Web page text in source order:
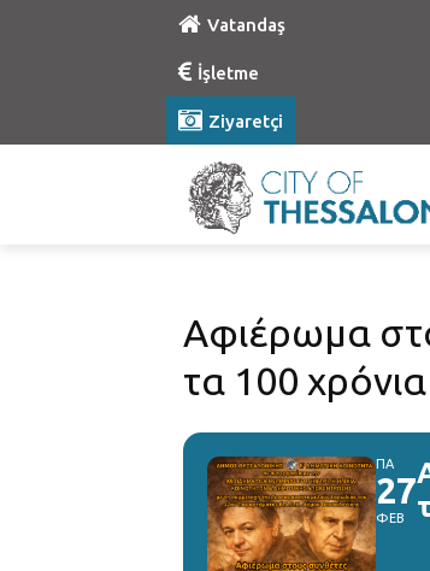
Vatandaş
İşletme
Ziyaretçi
Αφιέρωμα
τα 100
ΠΑ
27
ΦΕΒ